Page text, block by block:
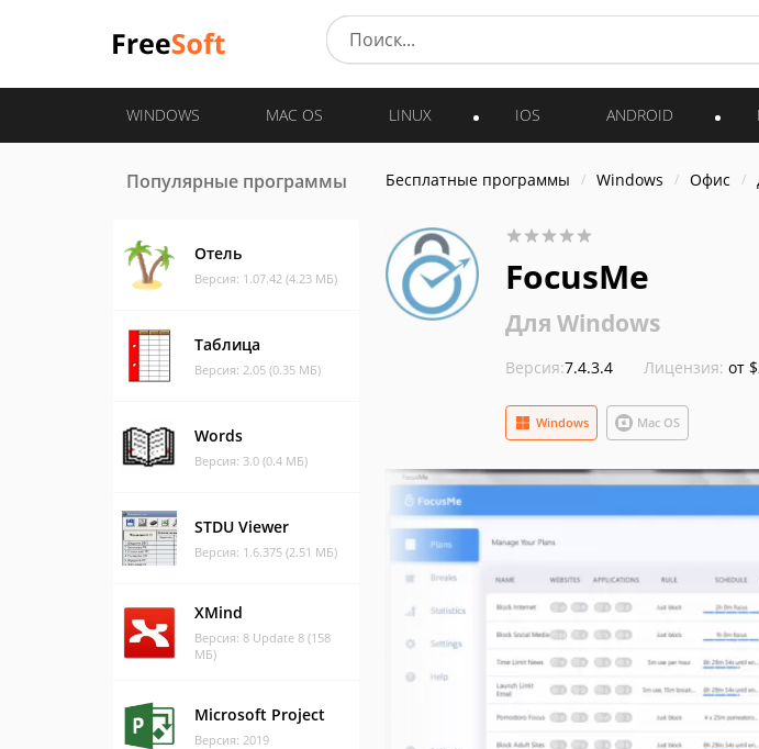
WINDOWS MAC OS LINUX IOS ANDROID
Популярные программы
Отель
Версия: 1.07.42 (4.23 МБ)
Таблица
Версия: 2.05 (0.35 МБ)
Words
Версия: 3.0 (0.4 МБ)
STDU Viewer
Версия: 1.6.375 (2.51 МБ)
XMind
Версия: 8 Update 8 (158
МБ)
Microsoft Project
Версия: 2019
Бесплатные программы Windows Офис
FocusMe
Для Windows
Версия:7.4.3.4 Лицензия: от
Windows Mac OS